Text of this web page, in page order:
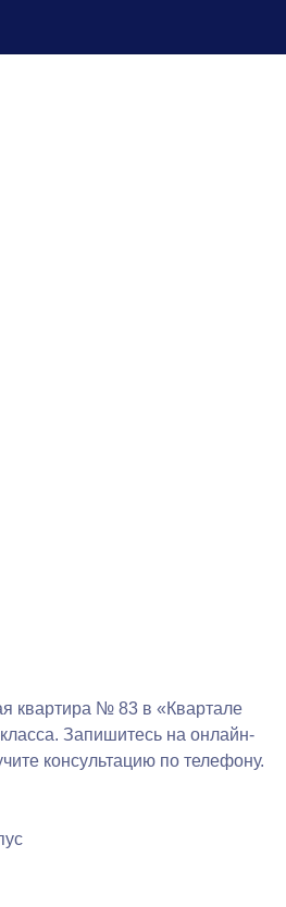
квартира № 83 в «Квартале
Запишитесь на онлайн-
консультацию по телефону.